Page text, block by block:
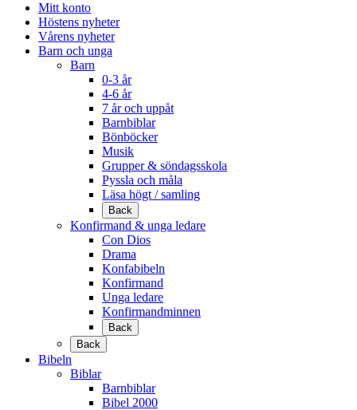
Mitt konto
Höstens nyheter
Vårens nyheter
Barn och unga
Barn
0-3 år
4-6 år
7 år och uppåt
Barnbiblar
Bönböcker
Musik
Grupper & söndagsskola
Pyssla och måla
Läsa högt / samling
Back
Konfirmand & unga ledare
Con Dios
Drama
Konfabibeln
Konfirmand
Unga ledare
Konfirmandminnen
Back
Back
Bibeln
Biblar
Barnbiblar
Bibel 2000